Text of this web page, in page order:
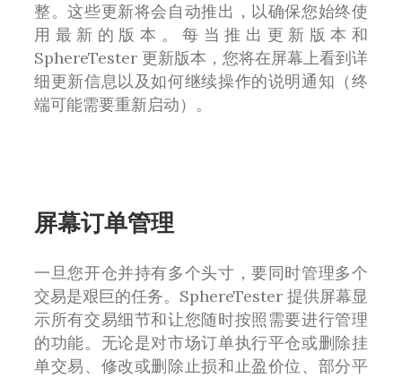
整。这些更新将会自动推出，以确保您始终使
用最新的版本。每当推出更新版本和
SphereTester 更新版本，您将在屏幕上看到详
细更新信息以及如何继续操作的说明通知（终
端可能需要重新启动）。
屏幕订单管理
一旦您开仓并持有多个头寸，要同时管理多个
交易是艰巨的任务。SphereTester 提供屏幕显
示所有交易细节和让您随时按照需要进行管理
的功能。无论是对市场订单执行平仓或删除挂
单交易、修改或删除止损和止盈价位、部分平